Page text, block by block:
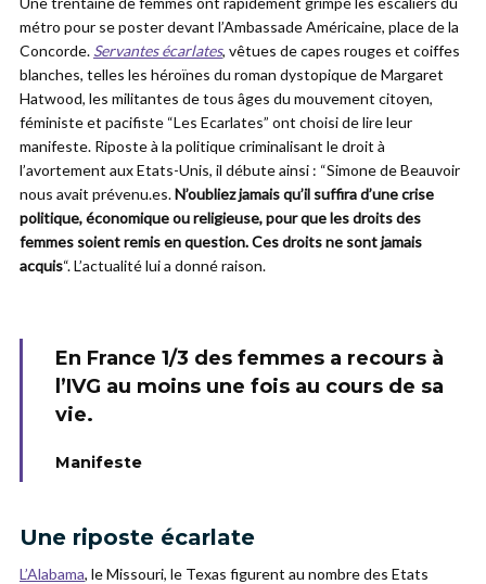
métro pour se poster devant l’Ambassade Américaine, place de la
Concorde. Servantes écarlates, vêtues de capes rouges et coiffes
blanches, telles les héroïnes du roman dystopique de Margaret
Hatwood, les militantes de tous âges du mouvement citoyen,
féministe et pacifiste “Les Ecarlates” ont choisi de lire leur
manifeste. Riposte à la politique criminalisant le droit à
l’avortement aux Etats-Unis, il débute ainsi : “Simone de Beauvoir
nous avait prévenu.es.N’oubliez jamais qu’il suffira d’une crise
politique, économique ou religieuse, pour que les droits des
femmes soient remis en question. Ces droits ne sont jamais
acquis“. L’actualité lui a donné raison.
En France 1/3 des femmes a recours à
l’IVG au moins une fois au cours de sa
vie.
Manifeste
Une riposte écarlate
L’Alabama, le Missouri, le Texas figurent au nombre des Etats